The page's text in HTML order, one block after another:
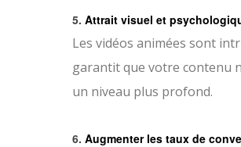
5. Attrait visuel et
Les vidéos animées sont
garantit que votre contenu
un niveau plus profond.
6. Augmenter les taux de